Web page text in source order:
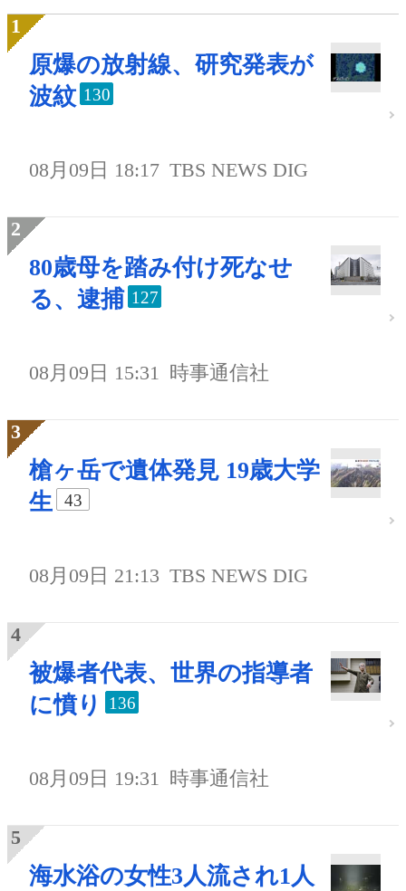
原爆の放射線、研究発表が
波紋 130
08月09日 18:17 TBS NEWS DIG
80歳母を踏み付け死なせ
る、逮捕 127
08月09日 15:31 時事通信社
槍ヶ岳で遺体発見 19歳大学
生
43
08月09日 21:13 TBS NEWS DIG
被爆者代表、世界の指導者
に憤り
136
08月09日 19:31 時事通信社
海水浴の女性3人流され1人